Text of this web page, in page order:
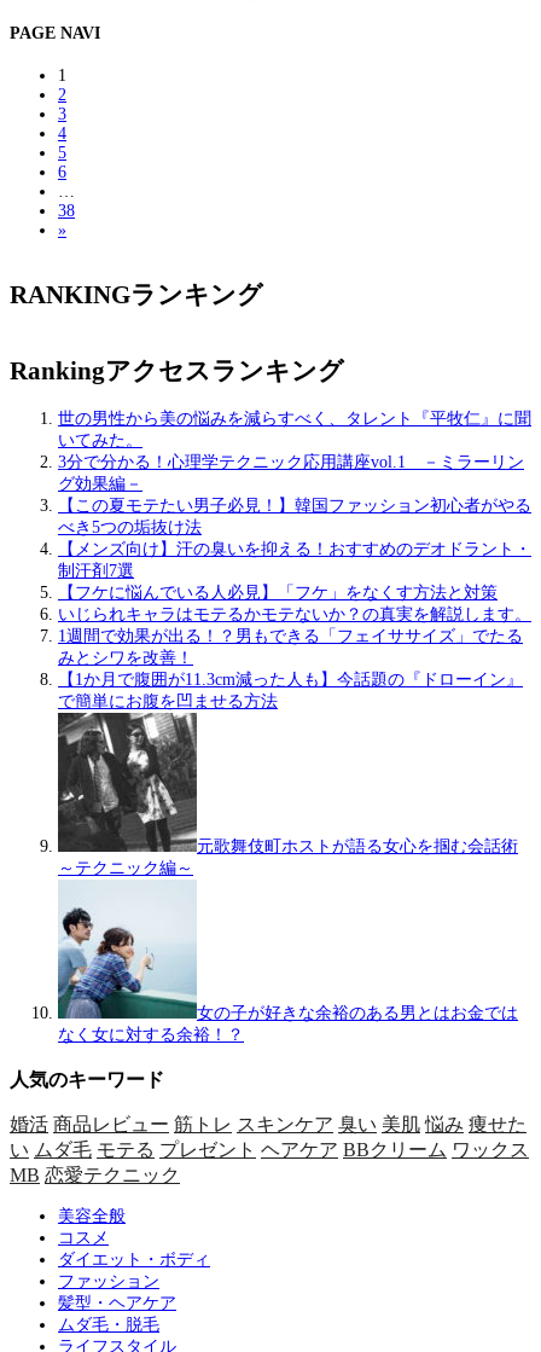
PAGE NAVI
1
2
3
4
5
6
38
»
RANKINGランキング
Rankingアクセスランキング
世の男性から美の悩みを減らすべく、タレント『平牧仁』に聞
いてみた。
3分で分かる！心理学テクニック応用講座vol.1 －ミラーリン
グ効果編－
【この夏モテたい男子必見！】韓国ファッション初心者がやる
べき5つの垢抜け法
【メンズ向け】汗の臭いを抑える！おすすめのデオドラント・
制汗剤7選
【フケに悩んでいる人必見】「フケ」をなくす方法と対策
いじられキャラはモテるかモテないか？の真実を解説します。
1週間で効果が出る！？男もできる「フェイササイズ」でたる
みとシワを改善！
【1か月で腹囲が11.3cm減った人も】今話題の『ドローイン』
で簡単にお腹を凹ませる方法
元歌舞伎町ホストが語る女心を掴む会話術
～テクニック編～
女の子が好きな余裕のある男とはお金では
なく女に対する余裕！？
人気のキーワード
婚活 商品レビュー 筋トレ スキンケア 臭い 美肌 悩み 痩せた
い ムダ毛 モテる プレゼント ヘアケア BBクリーム ワックス
MB 恋愛テクニック
美容全般
コスメ
ダイエット・ボディ
ファッション
髪型・ヘアケア
ムダ毛・脱毛
ライフスタイル